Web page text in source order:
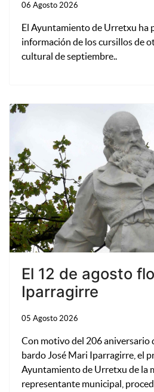
06 Agosto 2026
El Ayuntamiento de Urretxu ha
información de los cursillos de
cultural de septiembre..
El 12 de agosto
Iparragirre
05 Agosto 2026
Con motivo del 206 aniversario
bardo José Mari Iparragirre, el
Ayuntamiento de Urretxu de la
representante municipal,